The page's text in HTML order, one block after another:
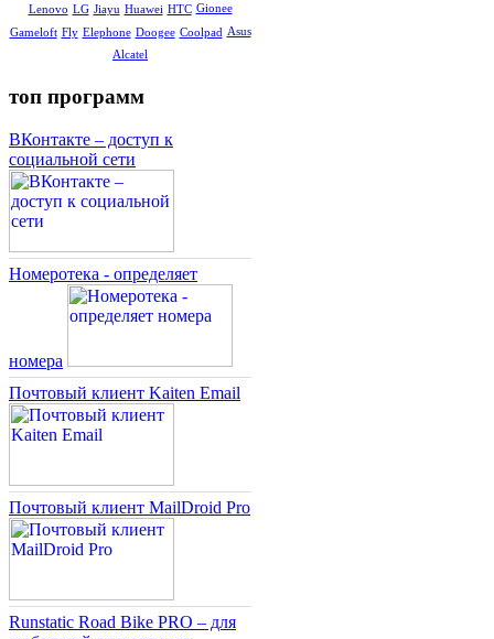
Lenovo LG Jiayu Huawei HTC Gionee
Gameloft Fly Elephone Doogee Coolpad Asus
Alcatel
топ программ
ВКонтакте – доступ к
социальной сети
Номеротека - определяет
номера
Почтовый клиент Kaiten Email
Почтовый клиент MailDroid Pro
Runstatic Road Bike PRO – для